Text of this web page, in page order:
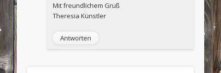
Mit freundlichem Gruß
Theresia Künstler
Antworten